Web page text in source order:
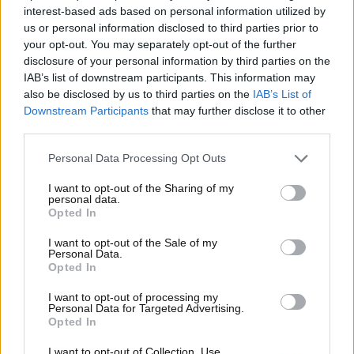
interest-based ads based on personal information utilized by
us or personal information disclosed to third parties prior to
your opt-out. You may separately opt-out of the further
disclosure of your personal information by third parties on the
IAB’s list of downstream participants. This information may
also be disclosed by us to third parties on the IAB’s List of
Downstream Participants that may further disclose it to other
Personal Data Processing Opt Outs
I want to opt-out of the Sharing of my
personal data.
Opted In
I want to opt-out of the Sale of my
Personal Data.
Opted In
I want to opt-out of processing my
Personal Data for Targeted Advertising.
Opted In
I want to opt-out of Collection, Use,
giornate, previa registrazione obbligatoria e
attivazione del sistema di rilevazione automatica
degli ingressi sul portale del Comune di Milano. Per
quanto riguarda i motoveicoli e motocicli, è stata
invece posticipata di un anno, fino all’1 ottobre 2026,
l’entrata in vigore del divieto per i mezzi a due tempi